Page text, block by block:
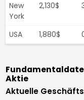
New
York
2,130$
USA 1,880$
Aktie
Aktuelle